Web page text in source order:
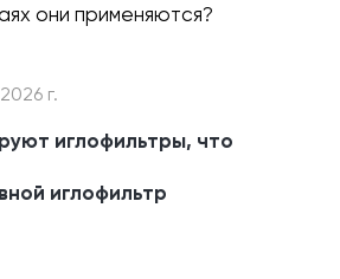
они применяются?
иглофильтры, что
иглофильтр
г.